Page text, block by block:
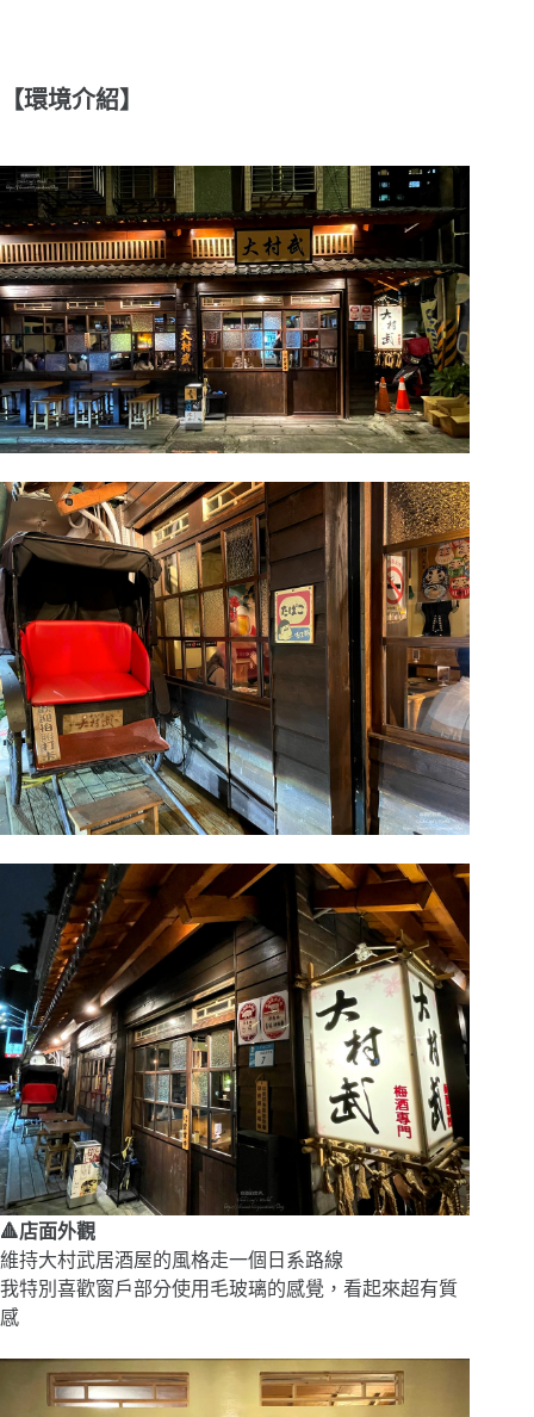
【環境介紹】
🔺店面外觀
維持大村武居酒屋的風格走一個日系路線
我特別喜歡窗戶部分使用毛玻璃的感覺，看起來超有質
感